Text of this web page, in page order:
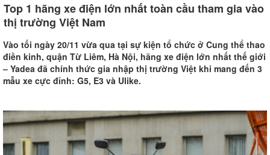
Top 1 hãng xe điện lớn nhất toàn cầu tham gia vào
thị trường Việt Nam
Vào tối ngày 20/11 vừa qua tại sự kiện tổ chức ở Cung thể thao
điền kinh, quận Từ Liêm, Hà Nội, hãng xe điện lớn nhất thế giới
– Yadea đã chính thức gia nhập thị trường Việt khi mang đến 3
mẫu xe cực đỉnh: G5, E3 và Ulike.